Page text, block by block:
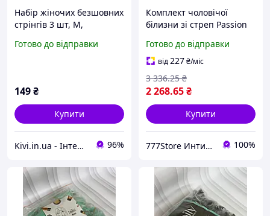
Набір жіночих безшовних
стрінгів 3 шт, M,
середня посадка, м який
Готово до відправки
149₴
Купити
Kivi.in.ua - Інтернет - магазин 96%
Комплект чоловічої
білизни зі стреп Passion
Black, стринги, шлейки
777Store.com.ua
Готово до відправки
від227₴/міс
2 268.65₴
3 336.25 ₴
Купити
777Store Интим Маркет 100%